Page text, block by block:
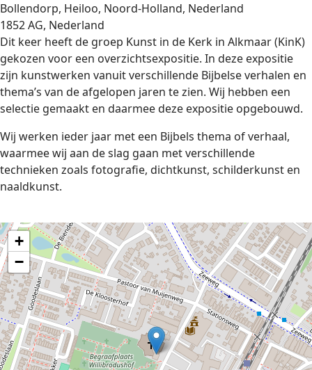
Bollendorp, Heiloo, Noord-Holland, Nederland
1852 AG, Nederland
Dit keer heeft de groep Kunst in de Kerk in Alkmaar (KinK)
gekozen voor een overzichtsexpositie. In deze expositie
zijn kunstwerken vanuit verschillende Bijbelse verhalen en
thema’s van de afgelopen jaren te zien. Wij hebben een
selectie gemaakt en daarmee deze expositie opgebouwd.
Wij werken ieder jaar met een Bijbels thema of verhaal,
waarmee wij aan de slag gaan met verschillende
technieken zoals fotografie, dichtkunst, schilderkunst en
naaldkunst.
+
−